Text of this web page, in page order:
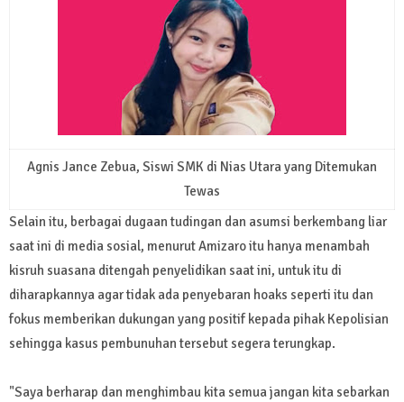
Agnis Jance Zebua, Siswi SMK di Nias Utara yang Ditemukan
Tewas
Selain itu, berbagai dugaan tudingan dan asumsi berkembang liar
saat ini di media sosial, menurut Amizaro itu hanya menambah
kisruh suasana ditengah penyelidikan saat ini, untuk itu di
diharapkannya agar tidak ada penyebaran hoaks seperti itu dan
fokus memberikan dukungan yang positif kepada pihak Kepolisian
sehingga kasus pembunuhan tersebut segera terungkap.
"Saya berharap dan menghimbau kita semua jangan kita sebarkan